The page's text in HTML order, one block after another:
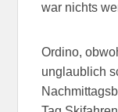
war nichts
Ordino,
unglaublich